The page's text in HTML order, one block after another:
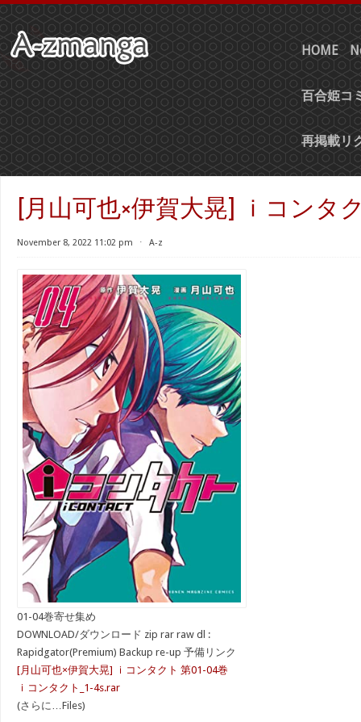
HOME
百合姫コ
再掲載リ
[月山可也×伊賀大晃] ｉコンタ
November 8, 2022 11:02 pm ⋅ A-z
01-04巻寄せ集め
DOWNLOAD/ダウンロード zip rar raw dl :
Rapidgator(Premium) Backup re-up 予備リンク
[月山可也×伊賀大晃] ｉコンタクト 第01-04巻
ｉコンタクト_1-4s.rar
(さらに…Files)